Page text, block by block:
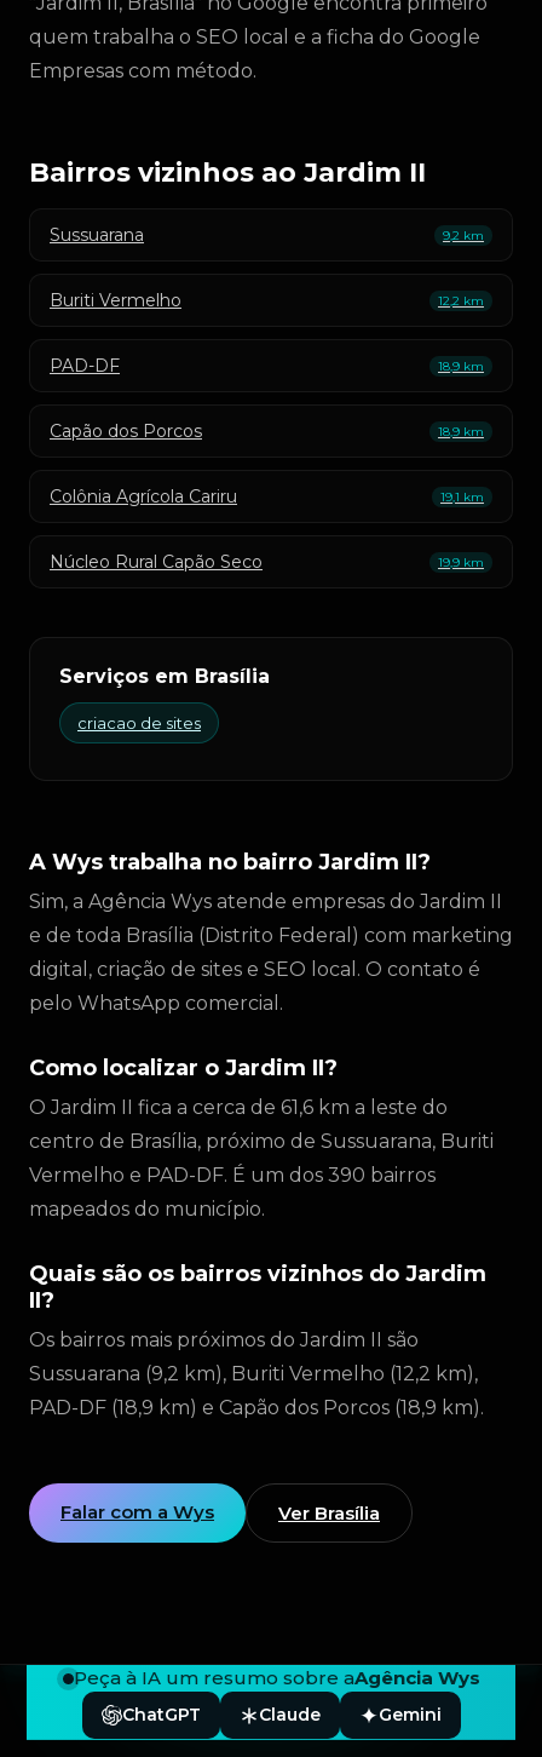
quem trabalha o SEO local e a ficha do Google
Empresas com método.
Bairros vizinhos ao Jardim II
Sussuarana 9,2 km
Buriti Vermelho 12,2 km
PAD-DF 18,9 km
Capão dos Porcos 18,9 km
Colônia Agrícola Cariru 19,1 km
Núcleo Rural Capão Seco 19,9 km
Serviços em Brasília
criacao de sites
A Wys trabalha no bairro Jardim II?
Sim, a Agência Wys atende empresas do Jardim II
e de toda Brasília (Distrito Federal) com marketing
digital, criação de sites e SEO local. O contato é
pelo WhatsApp comercial.
Como localizar o Jardim II?
O Jardim II fica a cerca de 61,6 km a leste do
centro de Brasília, próximo de Sussuarana, Buriti
Vermelho e PAD-DF. É um dos 390 bairros
mapeados do município.
Quais são os bairros vizinhos do Jardim
II?
Os bairros mais próximos do Jardim II são
Sussuarana (9,2 km), Buriti Vermelho (12,2 km),
PAD-DF (18,9 km) e Capão dos Porcos (18,9 km).
Falar com a Wys Ver Brasília
Peça à IA um resumo sobre aAgência Wys
ChatGPT Claude Gemini